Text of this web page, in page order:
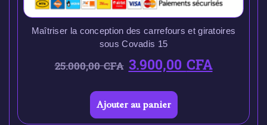
Maîtriser la conception des carrefours et giratoires
sous Covadis 15
25.000,00CFA 3.900,00CFA
Ajouter au panier